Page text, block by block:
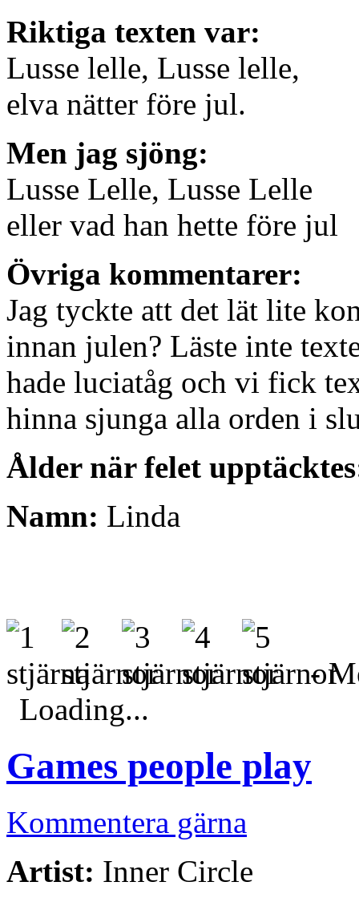
Riktiga texten var:
Lusse lelle, Lusse lelle,
elva nätter före jul.
Men jag sjöng:
Lusse Lelle, Lusse Lelle
eller vad han hette före jul
Övriga kommentarer:
Jag tyckte att det lät lite
innan julen? Läste inte
hade luciatåg och vi fick
hinna sjunga alla orden i
Ålder när felet
Namn: Linda
-
Loading...
Games people play
Kommentera gärna
Artist: Inner Circle